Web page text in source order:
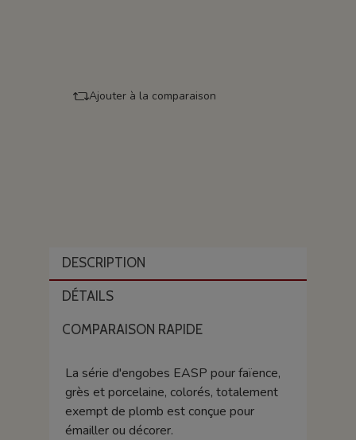
Ajouter à la comparaison
DESCRIPTION
DÉTAILS
COMPARAISON RAPIDE
La série d'engobes EASP pour faïence,
grès et porcelaine, colorés, totalement
exempt de plomb est conçue pour
émailler ou décorer.